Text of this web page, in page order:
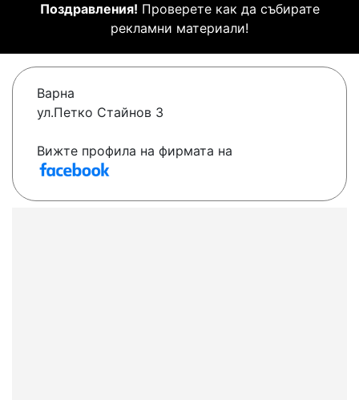
Поздравления! Проверете как да събирате
рекламни материали!
Варна
ул.Петко Стайнов 3
Вижте профила на фирмата на